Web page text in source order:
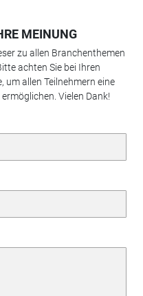
MEINUNG
zu allen Branchenthemen
achten Sie bei Ihren
allen Teilnehmern eine
Vielen Dank!